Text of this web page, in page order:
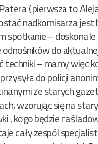
( pierwsza to
nadkomisarza jest
spotkanie –
odnośników do
techniki – mamy więc
do policji
ze starych
wzorując się na
, kogo będzie
cały zespól